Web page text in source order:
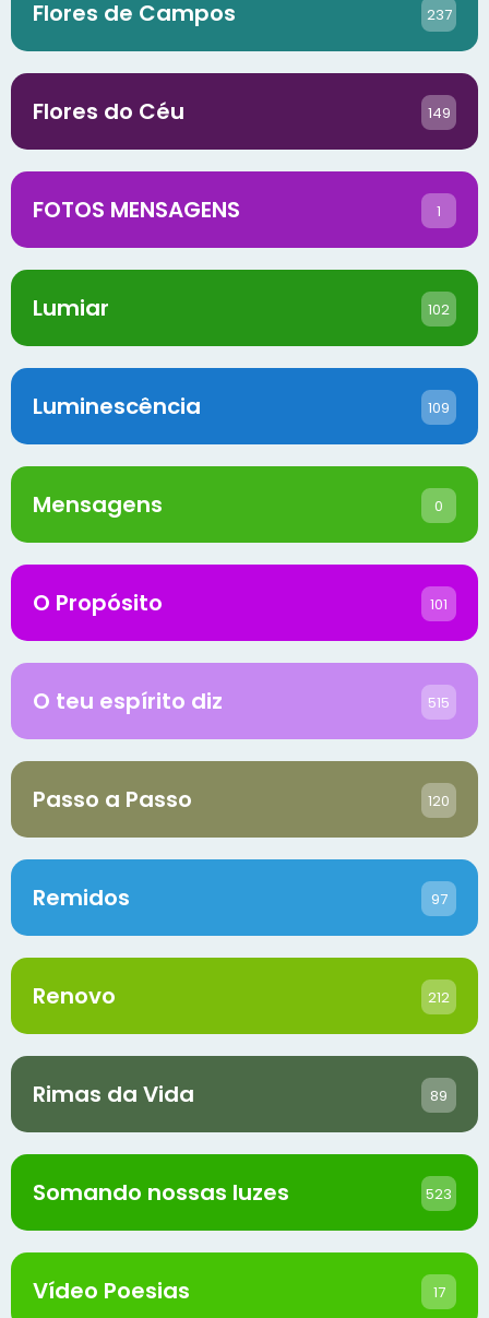
Flores de Campos 237
Flores do Céu 149
FOTOS MENSAGENS 1
Lumiar 102
Luminescência 109
Mensagens 0
O Propósito 101
O teu espírito diz 515
Passo a Passo 120
Remidos 97
Renovo 212
Rimas da Vida 89
Somando nossas luzes 523
Vídeo Poesias 17